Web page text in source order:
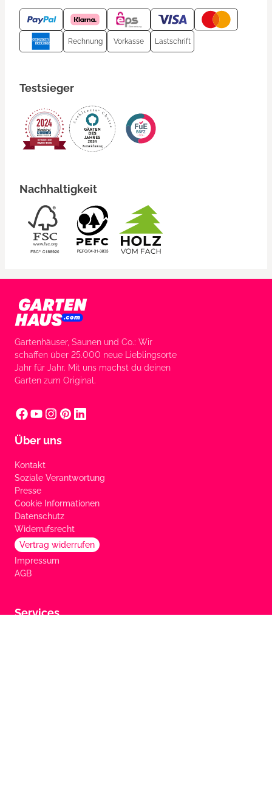
Rechnung Vorkasse Lastschrift
Testsieger
Nachhaltigkeit
Gartenhäuser, Saunen und Co.: Wir
schaffen über 25.000 neue Lieblingsorte
Jahr für Jahr. Mit uns machst du deinen
Garten zum Original.
Über uns
Kontakt
Soziale Verantwortung
Presse
Cookie Informationen
Datenschutz
Widerrufsrecht
Vertrag widerrufen
Impressum
AGB
Services